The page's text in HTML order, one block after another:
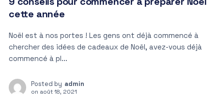
cette année
Noël est à nos portes ! Les gens ont déjà commencé à
chercher des idées de cadeaux de Noël, avez-vous déjà
commencé à pl...
Posted by admin
on août 18, 2021